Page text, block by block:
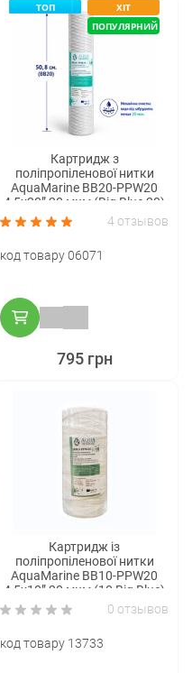
ТОП
ХІТ
ПОПУЛЯРНИЙ
Картридж з
поліпропіленової нитки
AquaMarine BB20-PPW20
4,5x20” 20 мкм (Big Blue 20)
4 отзывов
код товару 06071
795 грн
Картридж із
поліпропіленової нитки
AquaMarine BB10-PPW20
4,5x10” 20 мкм (10 Big Blue)
0 отзывов
код товару 13733